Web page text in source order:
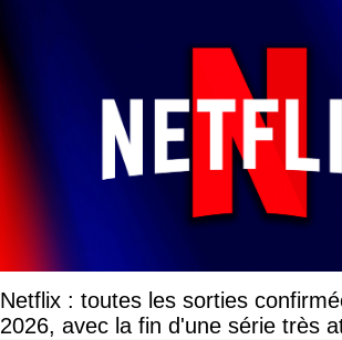
Netflix : toutes les sorties
2026, avec la fin d'une série très